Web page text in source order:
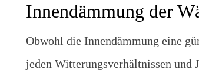
Innendämmung der
Obwohl die Innendämmung eine
jeden Witterungsverhältnissen und